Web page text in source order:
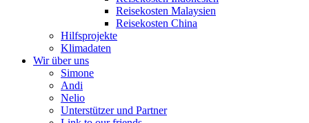
Reisekosten Malaysien
Reisekosten China
Hilfsprojekte
Klimadaten
Wir über uns
Simone
Andi
Nelio
Unterstützer und Partner